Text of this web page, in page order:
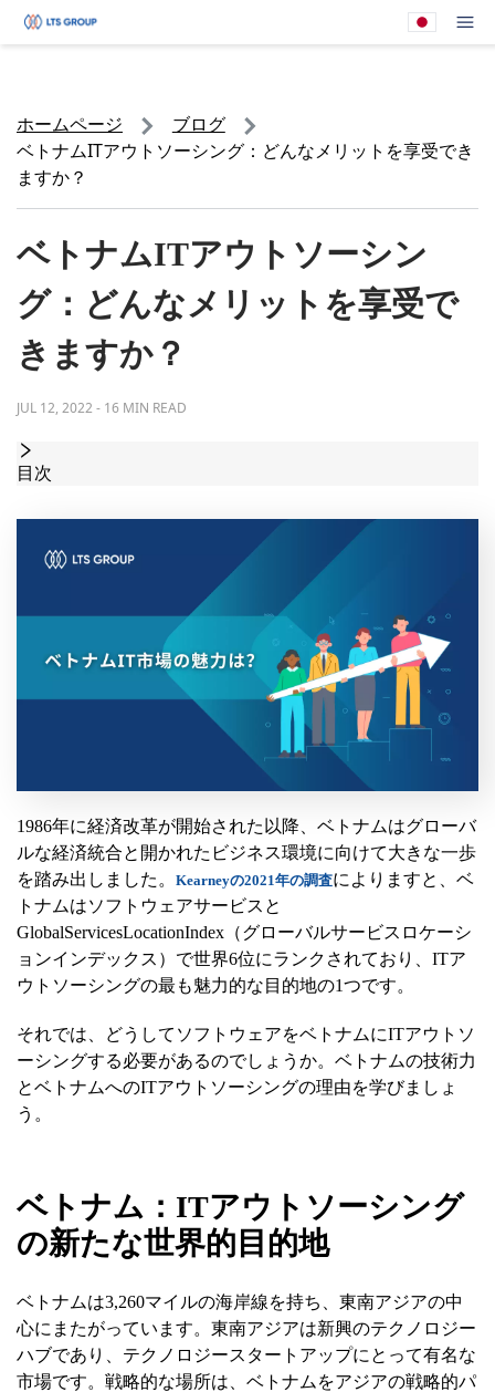
メ
あなたの会社
ホームページ
ブログ
ベトナムITアウトソーシング：どんなメリットを享受でき
ますか？
ベトナムITアウトソーシン
グ：どんなメリットを享受で
きますか？
JUL 12, 2022 - 16 MIN READ
目次
1986年に経済改革が開始された以降、ベトナムはグローバ
ルな経済統合と開かれたビジネス環境に向けて大きな一歩
を踏み出しました。 Kearneyの2021年の調査によりますと、ベ
トナムはソフトウェアサービスと
GlobalServicesLocationIndex（グローバルサービスロケーシ
ョンインデックス）で世界6位にランクされており、ITア
ウトソーシングの最も魅力的な目的地の1つです。
それでは、どうしてソフトウェアをベトナムにITアウトソ
ーシングする必要があるのでしょうか。ベトナムの技術力
とベトナムへのITアウトソーシングの理由を学びましょ
う。
ベトナム：ITアウトソーシング
の新たな世界的目的地
ベトナムは3,260マイルの海岸線を持ち、東南アジアの中
心にまたがっています。東南アジアは新興のテクノロジー
ハブであり、テクノロジースタートアップにとって有名な
市場です。戦略的な場所は、ベトナムをアジアの戦略的パ